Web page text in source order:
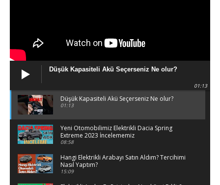
Düşük Kapasiteli Akü Seçerseniz Ne olur?
01:13
Düşük Kapasiteli Akü Seçerseniz Ne olur?
01:13
Yeni Otomobilimiz Elektrikli Dacia Spring
Extreme 2023 İncelememiz
08:58
Hangi Elektrikli Arabayı Satın Aldım? Tercihimi
Nasıl Yaptım?
15:09